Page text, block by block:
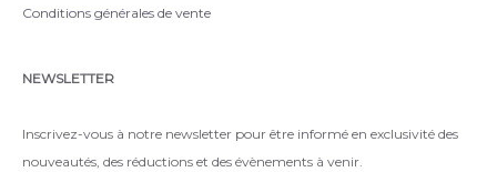
Conditions générales de vente
NEWSLETTER
Inscrivez-vous à notre newsletter pour être informé en exclusivité des
nouveautés, des réductions et des évènements à venir.